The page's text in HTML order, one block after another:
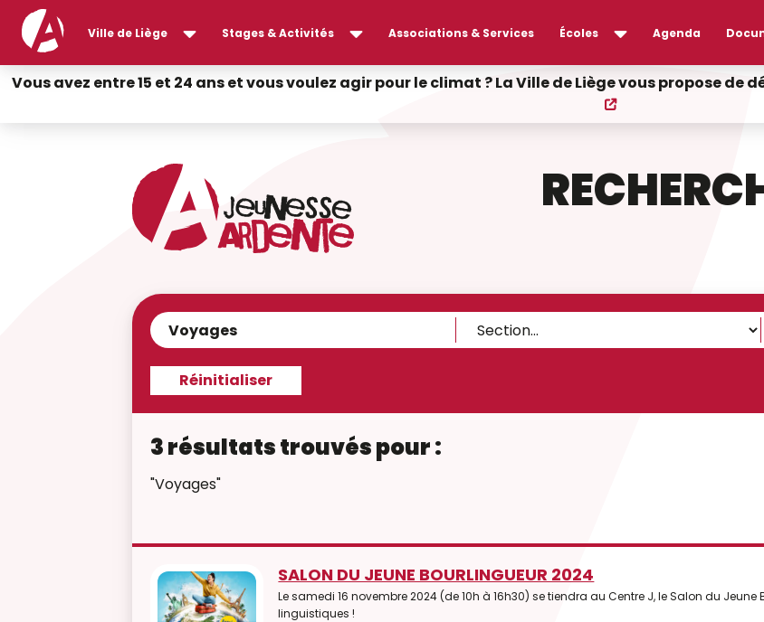
Ville de Liège Stages & Activités Associations & Services Écoles Agenda
Vous avez entre 15 et 24 ans et vous voulez agir pour le climat ? La Ville de Liège vous propose
3 résultats trouvés pour :
"Voyages"
SALON DU JEUNE BOURLINGUEUR 2024
Le samedi 16 novembre 2024 (de 10h à 16h30) se tiendra au Centre J, le Salon du Jeune
linguistiques !